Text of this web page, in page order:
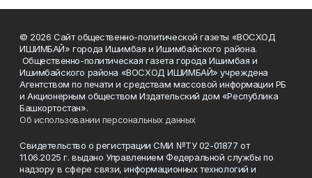
© 2026 Сайт общественно-политической газеты «ВОСХОД
ИШИМБАЙ» города Ишимбая и Ишимбайского района.
Общественно-политическая газета города Ишимбая и
Ишимбайского района «ВОСХОД ИШИМБАЙ» учреждена
Агентством по печати и средствам массовой информации РБ
и Акционерным обществом Издательский дом «Республика
Башкортостан».
Об использовании персональных данных
Свидетельство о регистрации СМИ №ТУ 02-01877 от
11.06.2025 г. выдано Управлением Федеральной службы по
надзору в сфере связи, информационных технологий и